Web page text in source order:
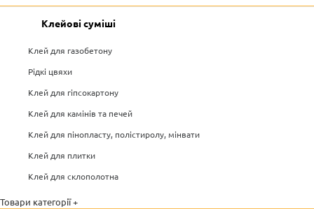
Клейові суміші
Клей для газобетону
Рідкі цвяхи
Клей для гіпсокартону
Клей для камінів та печей
Клей для пінопласту, полістиролу, мінвати
Клей для плитки
Клей для склополотна
Товари категорії +